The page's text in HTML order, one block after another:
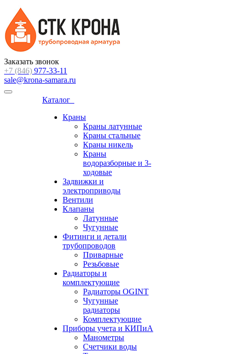
Заказать звонок
+7 (846) 977-33-11
sale@krona-samara.ru
Каталог
Краны
Краны латунные
Краны стальные
Краны никель
Краны
водоразборные и 3-
ходовые
Задвижки и
электроприводы
Вентили
Клапаны
Латунные
Чугунные
Фитинги и детали
трубопроводов
Приварные
Резьбовые
Радиаторы и
комплектующие
Радиаторы OGINT
Чугунные
радиаторы
Комплектующие
Приборы учета и КИПиА
Манометры
Счетчики воды